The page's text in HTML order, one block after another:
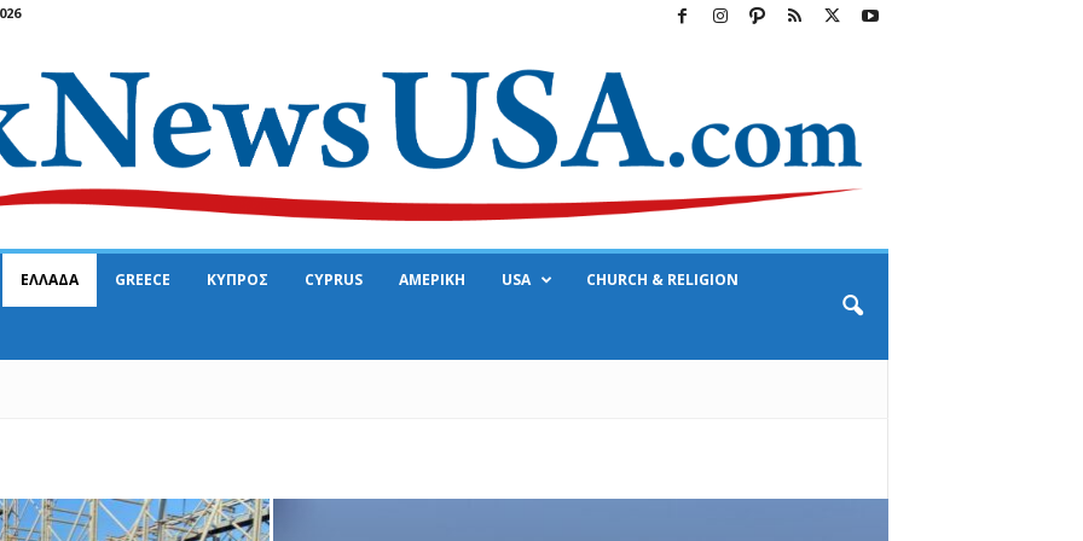
ΕΛΛΑΔΑ GREECE ΚΥΠΡΟΣ CYPRUS ΑΜΕΡΙΚΗ USA CHURCH & RELIGION